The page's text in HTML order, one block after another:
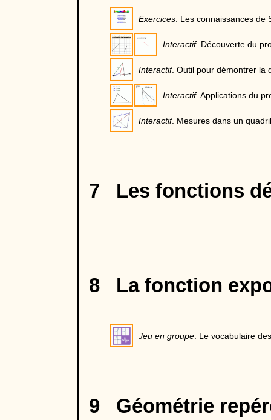
Exercices . Les connaissances
Interactif. Découverte du
Interactif. Outil pour démontrer la
Interactif. Applications du
Interactif. Mesures dans un
7 Les fonctions
8 La fonction
Jeu en groupe . Le vocabulaire
9 Géométrie